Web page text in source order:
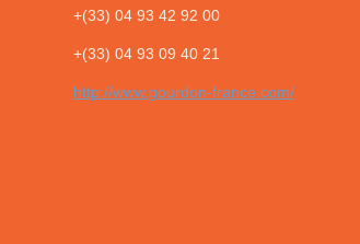
+(33) 04 93 42 92 00
+(33) 04 93 09 40 21
http://www.gourdon-france.com/